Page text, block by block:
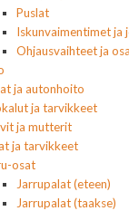
Puslat
Iskunvaimentimet ja
Ohjausvaihteet ja
ja autonhoito
ja tarvikkeet
ja mutterit
ja tarvikkeet
osat
Jarrupalat (eteen)
Jarrupalat (taakse)